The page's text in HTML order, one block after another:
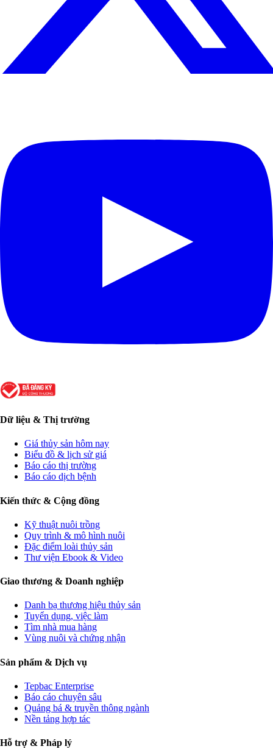
Dữ liệu & Thị trường
Giá thủy sản hôm nay
Biểu đồ & lịch sử giá
Báo cáo thị trường
Báo cáo dịch bệnh
Kiến thức & Cộng đồng
Kỹ thuật nuôi trồng
Quy trình & mô hình nuôi
Đặc điểm loài thủy sản
Thư viện Ebook & Video
Giao thương & Doanh nghiệp
Danh bạ thương hiệu thủy sản
Tuyển dụng, việc làm
Tìm nhà mua hàng
Vùng nuôi và chứng nhận
Sản phẩm & Dịch vụ
Tepbac Enterprise
Báo cáo chuyên sâu
Quảng bá & truyền thông ngành
Nền tảng hợp tác
Hỗ trợ & Pháp lý